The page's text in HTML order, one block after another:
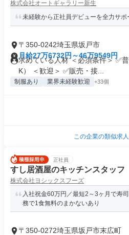
株式会社オートギャラリー新生
未経験から正社員デビューを全力サポ
〒350-0242埼玉県坂戸市
月給27万6732円～46万9549円
求めている人材 ＜必須条件＞ ✅
K） ＜歓迎＞ ✅販売・接...
制服あり 業界未経験歓迎 +33個
この企業の類似求
正社員
すし居酒屋のキッチンスタッフ
株式会社ヨシックスフーズ
入社祝金60万円／最短2～3ヶ月で寿
務で1食無料のまかないあり
〒350-0272埼玉県坂戸市末広町